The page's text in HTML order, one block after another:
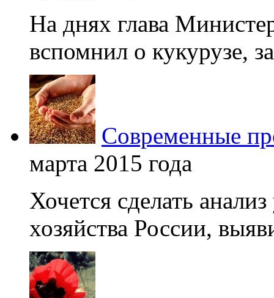
На днях глава
вспомнил о кукурузе,
Современные
марта 2015 года
Хочется сделать
хозяйства России,